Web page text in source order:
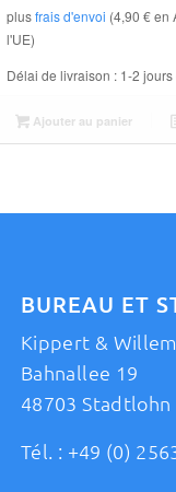
plusfrais d'envoi (4,90 € en
l'UE)
Délai de livraison : 1-2
Ajouter au panier
BUREAU ET
Kippert &
Bahnallee 19
48703 Stadtlohn
Tél. : +49 (0)